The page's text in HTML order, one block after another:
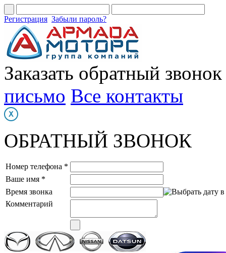
Регистрация Забыли пароль?
Заказать обратный звонок
письмо Все контакты
ОБРАТНЫЙ ЗВОНОК
Номер телефона *
Ваше имя *
Время звонка
Комментарий